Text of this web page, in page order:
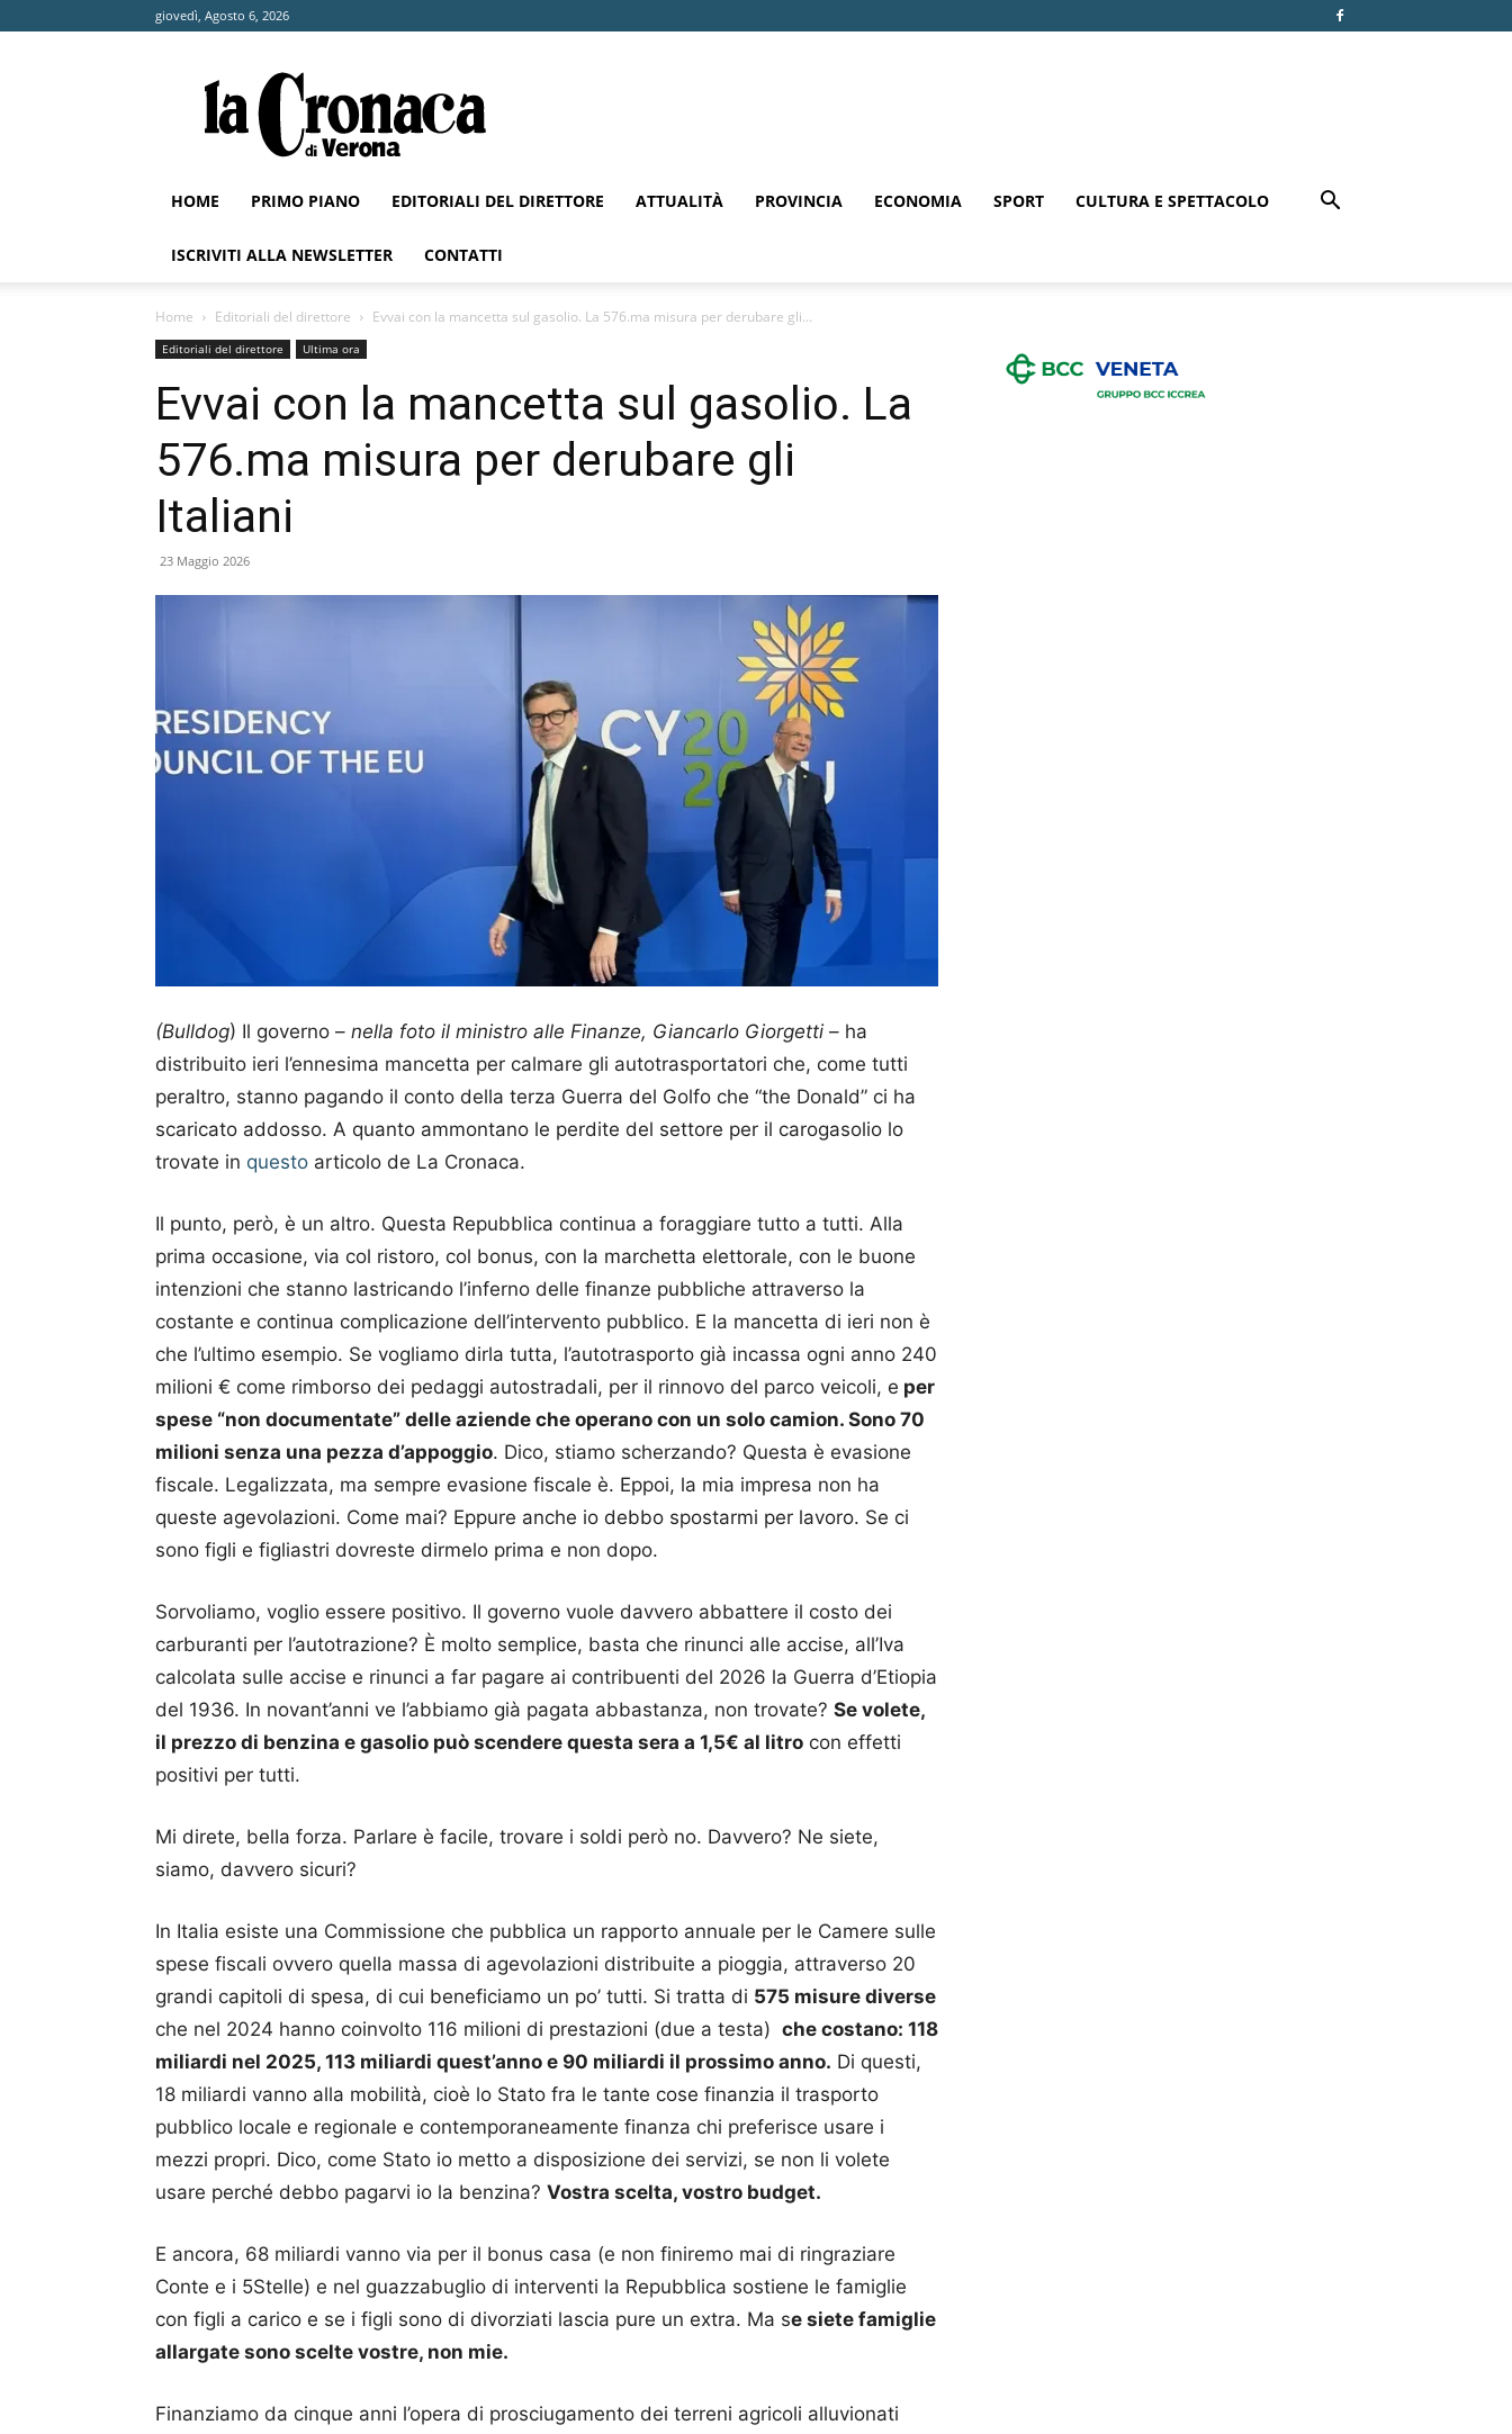
giovedì, Agosto 6, 2026
Cronaca
di
Verona
HOME PRIMO PIANO EDITORIALI DEL DIRETTORE ATTUALITÀ PROVINCIA ECONOMIA SPORT CULTURA E SPETTACOLO
ISCRIVITI ALLA NEWSLETTER CONTATTI
Home Editoriali del direttore Evvai con la mancetta sul gasolio. La 576.ma misura per derubare gli...
Editoriali del direttore Ultima ora
Evvai con la mancetta sul gasolio. La
576.ma misura per derubare gli
Italiani
23 Maggio 2026
(Bulldog) Il governo – nella foto il ministro alle Finanze, Giancarlo Giorgetti – ha
distribuito ieri l’ennesima mancetta per calmare gli autotrasportatori che, come tutti
peraltro, stanno pagando il conto della terza Guerra del Golfo che “the Donald” ci ha
scaricato addosso. A quanto ammontano le perdite del settore per il carogasolio lo
trovate in questo articolo de La Cronaca.
Il punto, però, è un altro. Questa Repubblica continua a foraggiare tutto a tutti. Alla
prima occasione, via col ristoro, col bonus, con la marchetta elettorale, con le buone
intenzioni che stanno lastricando l’inferno delle finanze pubbliche attraverso la
costante e continua complicazione dell’intervento pubblico. E la mancetta di ieri non è
che l’ultimo esempio. Se vogliamo dirla tutta, l’autotrasporto già incassa ogni anno 240
milioni € come rimborso dei pedaggi autostradali, per il rinnovo del parco veicoli, e per
spese “non documentate” delle aziende che operano con un solo camion. Sono 70
milioni senza una pezza d’appoggio. Dico, stiamo scherzando? Questa è evasione
fiscale. Legalizzata, ma sempre evasione fiscale è. Eppoi, la mia impresa non ha
queste agevolazioni. Come mai? Eppure anche io debbo spostarmi per lavoro. Se ci
sono figli e figliastri dovreste dirmelo prima e non dopo.
Sorvoliamo, voglio essere positivo. Il governo vuole davvero abbattere il costo dei
carburanti per l’autotrazione? È molto semplice, basta che rinunci alle accise, all’Iva
calcolata sulle accise e rinunci a far pagare ai contribuenti del 2026 la Guerra d’Etiopia
del 1936. In novant’anni ve l’abbiamo già pagata abbastanza, non trovate? Se volete,
il prezzo di benzina e gasolio può scendere questa sera a 1,5€ al litro con effetti
positivi per tutti.
Mi direte, bella forza. Parlare è facile, trovare i soldi però no. Davvero? Ne siete,
siamo, davvero sicuri?
In Italia esiste una Commissione che pubblica un rapporto annuale per le Camere sulle
spese fiscali ovvero quella massa di agevolazioni distribuite a pioggia, attraverso 20
grandi capitoli di spesa, di cui beneficiamo un po’ tutti. Si tratta di 575 misure diverse
che nel 2024 hanno coinvolto 116 milioni di prestazioni (due a testa) che costano: 118
miliardi nel 2025, 113 miliardi quest’anno e 90 miliardi il prossimo anno. Di questi,
18 miliardi vanno alla mobilità, cioè lo Stato fra le tante cose finanzia il trasporto
pubblico locale e regionale e contemporaneamente finanza chi preferisce usare i
mezzi propri. Dico, come Stato io metto a disposizione dei servizi, se non li volete
usare perché debbo pagarvi io la benzina? Vostra scelta, vostro budget.
E ancora, 68 miliardi vanno via per il bonus casa (e non finiremo mai di ringraziare
Conte e i 5Stelle) e nel guazzabuglio di interventi la Repubblica sostiene le famiglie
con figli a carico e se i figli sono di divorziati lascia pure un extra. Ma se siete famiglie
allargate sono scelte vostre, non mie.
Finanziamo da cinque anni l’opera di prosciugamento dei terreni agricoli alluvionati